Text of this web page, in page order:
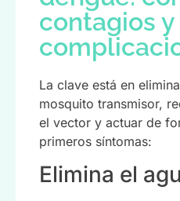
contagios y
La clave está en
mosquito transmisor,
el vector y actuar de
primeros síntomas:
Elimina el